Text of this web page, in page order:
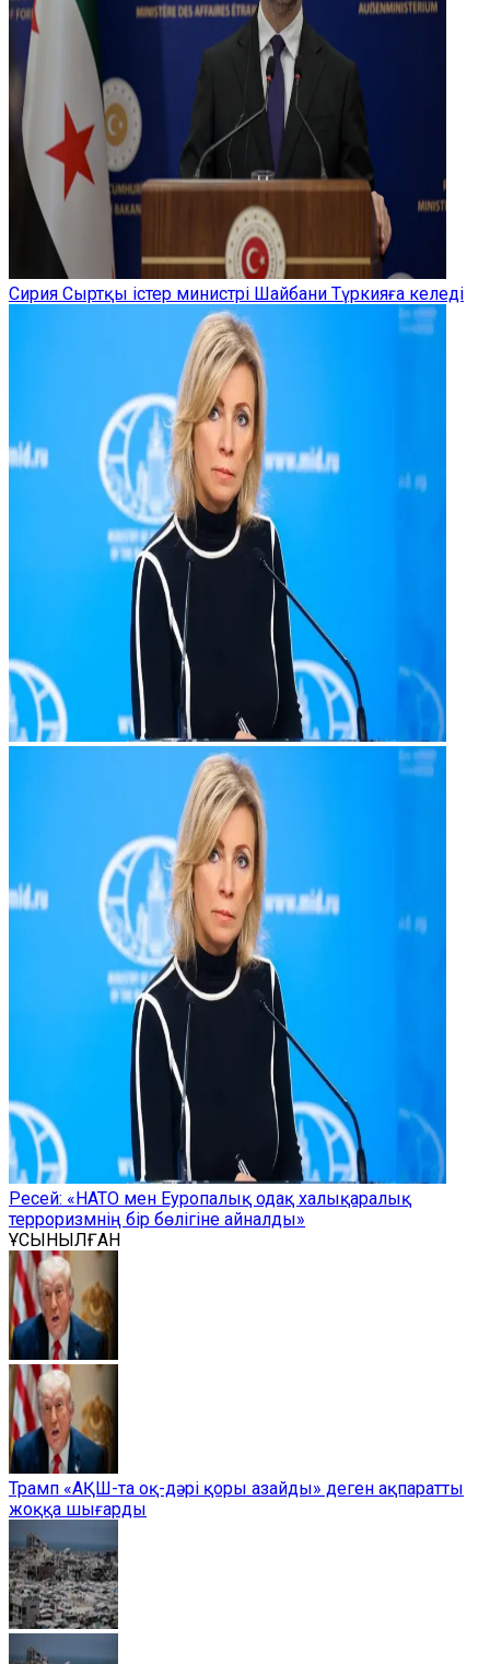
Сирия Сыртқы істер министрі Шайбани Түркияға келеді
Ресей: «НАТО мен Еуропалық одақ халықаралық
терроризмнің бір бөлігіне айналды»
ҰСЫНЫЛҒАН
Трамп «АҚШ-та оқ-дәрі қоры азайды» деген ақпаратты
жоққа шығарды